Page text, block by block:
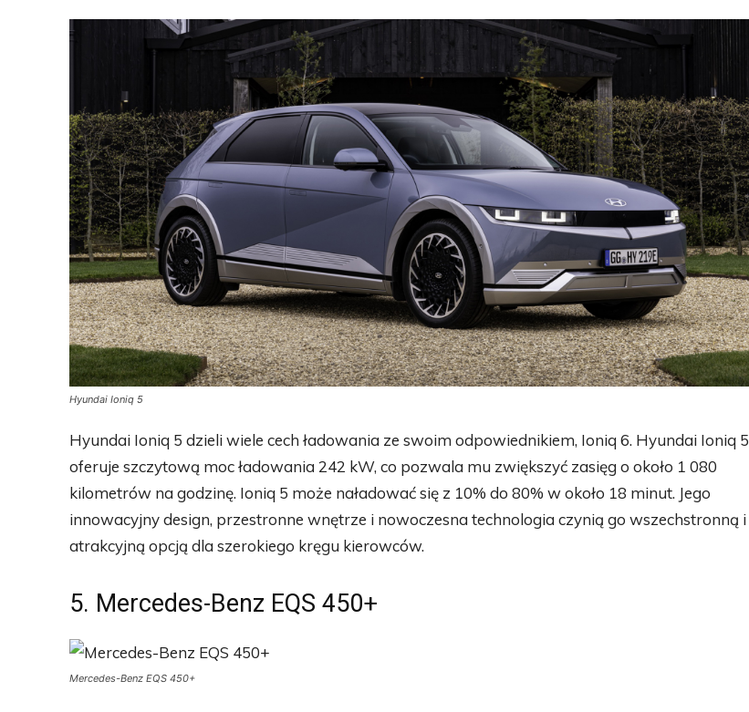
Hyundai Ioniq 5
Hyundai Ioniq 5 dzieli wiele cech ładowania ze swoim odpowiednikiem, Ioniq 6. Hyundai Ioniq 5
oferuje szczytową moc ładowania 242 kW, co pozwala mu zwiększyć zasięg o około 1 080
kilometrów na godzinę. Ioniq 5 może naładować się z 10% do 80% w około 18 minut. Jego
innowacyjny design, przestronne wnętrze i nowoczesna technologia czynią go wszechstronną i
atrakcyjną opcją dla szerokiego kręgu kierowców.
5. Mercedes-Benz EQS 450+
Mercedes-Benz EQS 450+